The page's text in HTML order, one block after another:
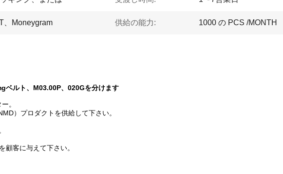
、Moneygram 供給の能力: 1000 の PCS /MONTH
ルト、M03.00P、020Gを分けます
。
）プロダクトを供給して下さい。
顧客に与えて下さい。